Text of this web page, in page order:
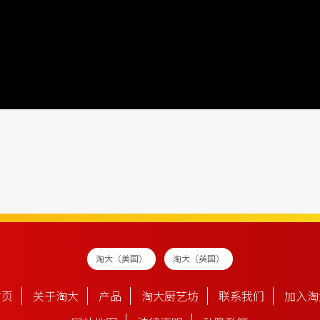
淘大（美国） 淘大（英国）
关于淘大 产品 淘大厨艺坊 联系我们 加入